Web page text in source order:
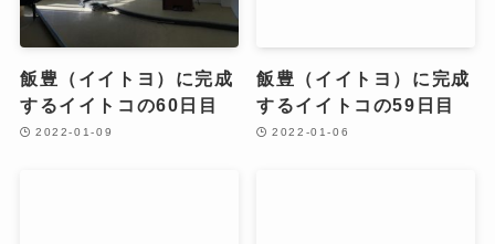
飯豊（イイトヨ）に完成
するイイトコの60日目
2022-01-09
飯豊（イイトヨ）に完成
するイイトコの59日目
2022-01-06